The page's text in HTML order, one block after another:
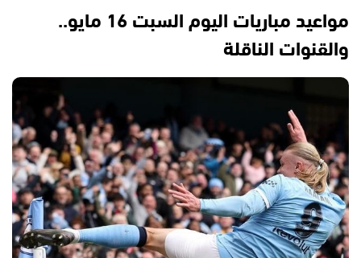
مواعيد مباريات اليوم السبت 16 مايو..
والقنوات الناقلة